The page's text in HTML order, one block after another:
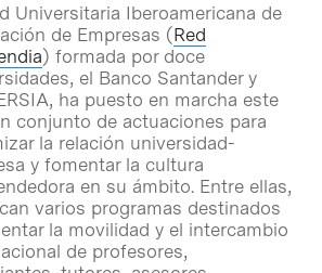
Universitaria Iberoamericana de
de Empresas (Red
) formada por doce
el Banco Santander y
ha puesto en marcha este
conjunto de actuaciones para
la relación universidad-
y fomentar la cultura
en su ámbito. Entre ellas,
varios programas destinados
la movilidad y el intercambio
de profesores,